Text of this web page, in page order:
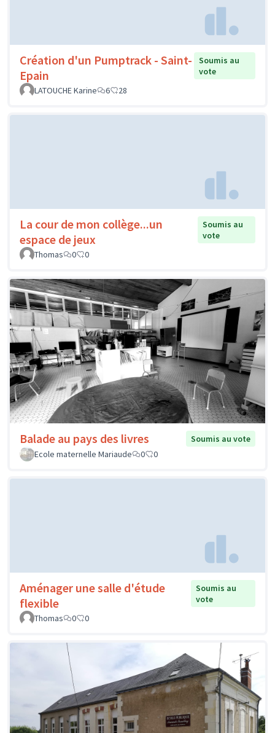
Création d'un Pumptrack - Saint-
Epain
Soumis au
vote
LATOUCHE Karine
6 28
La cour de mon collège...un
espace de jeux
Soumis au
vote
Thomas
0 0
Balade au pays des livres
Soumis au vote
Ecole maternelle Mariaude
0 0
Aménager une salle d'étude
flexible
Soumis au
vote
Thomas
0 0